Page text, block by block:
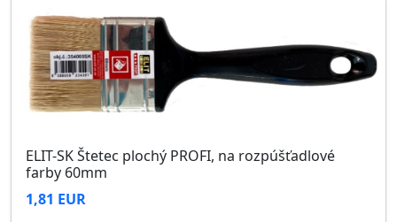
ELIT-SK Štetec plochý PROFI, na rozpúšťadlové
farby 60mm
1,81 EUR